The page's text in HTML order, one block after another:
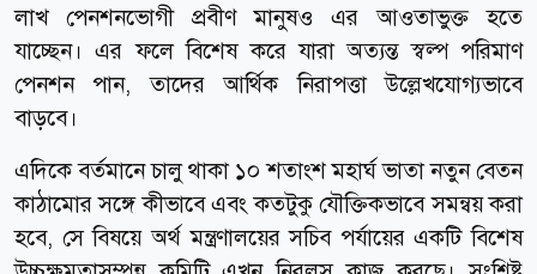
লাখ পেনশনভোগী প্রবীণ মানুষও এর আওতাভুক্ত হতে
যাচ্ছেন। এর ফলে বিশেষ করে যারা অত্যন্ত স্বল্প পরিমাণ
পেনশন পান, তাদের আর্থিক নিরাপত্তা উল্লেখযোগ্যভাবে
বাড়বে।
এদিকে বর্তমানে চালু থাকা ১০ শতাংশ মহার্ঘ ভাতা নতুন বেতন
কাঠামোর সঙ্গে কীভাবে এবং কতটুকু যৌক্তিকভাবে সমন্বয় করা
হবে, সে বিষয়ে অর্থ মন্ত্রণালয়ের সচিব পর্যায়ের একটি বিশেষ